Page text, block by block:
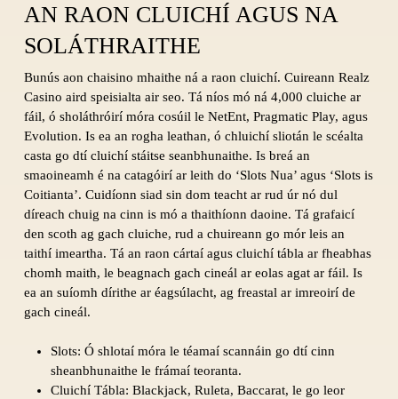
AN RAON CLUICHÍ AGUS NA
SOLÁTHRAITHE
Bunús aon chaisino mhaithe ná a raon cluichí. Cuireann Realz
Casino aird speisialta air seo. Tá níos mó ná 4,000 cluiche ar
fáil, ó sholáthróirí móra cosúil le NetEnt, Pragmatic Play, agus
Evolution. Is ea an rogha leathan, ó chluichí sliotán le scéalta
casta go dtí cluichí stáitse seanbhunaithe. Is breá an
smaoineamh é na catagóirí ar leith do ‘Slots Nua’ agus ‘Slots is
Coitianta’. Cuidíonn siad sin dom teacht ar rud úr nó dul
díreach chuig na cinn is mó a thaithíonn daoine. Tá grafaicí
den scoth ag gach cluiche, rud a chuireann go mór leis an
taithí imeartha. Tá an raon cártaí agus cluichí tábla ar fheabhas
chomh maith, le beagnach gach cineál ar eolas agat ar fáil. Is
ea an suíomh dírithe ar éagsúlacht, ag freastal ar imreoirí de
gach cineál.
Slots: Ó shlotaí móra le téamaí scannáin go dtí cinn
sheanbhunaithe le frámaí teoranta.
Cluichí Tábla: Blackjack, Ruleta, Baccarat, le go leor